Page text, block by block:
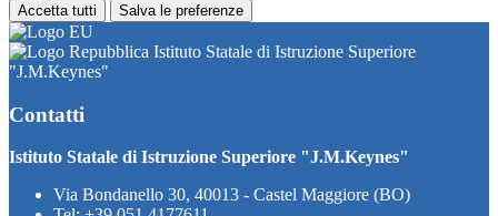
Accetta tutti Salva le preferenze
Istituto Statale di Istruzione Superiore
"J.M.Keynes"
Contatti
Istituto Statale di Istruzione Superiore "J.M.Keynes"
Via Bondanello 30, 40013 - Castel Maggiore (BO)